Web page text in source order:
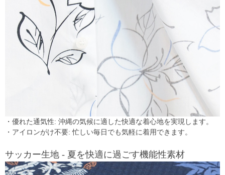
・優れた通気性: 沖縄の気候に適した快適な着心地を実現します。
・アイロンがけ不要: 忙しい毎日でも気軽に着用できます。
サッカー生地 - 夏を快適に過ごす機能性素材